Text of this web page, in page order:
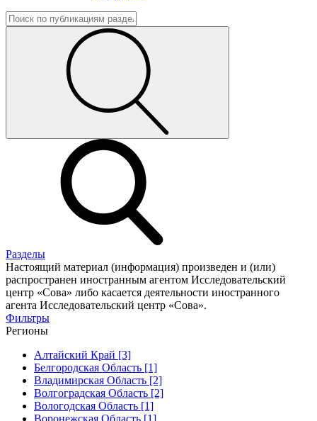
Разделы
Настоящий материал (информация) произведен и (или)
распространен иностранным агентом Исследовательский
центр «Сова» либо касается деятельности иностранного
агента Исследовательский центр «Сова».
Фильтры
Регионы
Алтайский Край [3]
Белгородская Область [1]
Владимирская Область [2]
Волгоградская Область [2]
Вологодская Область [1]
Воронежская Область [1]